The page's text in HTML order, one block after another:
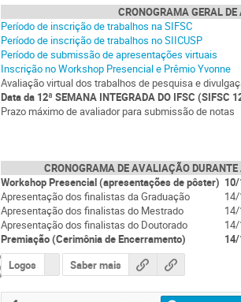
CRONOGRAMA GERAL
Período de inscrição de trabalhos na SIFSC
Período de inscrição de trabalhos no SIICUSP
Período de submissão de apresentações virtuais
Inscrição no Workshop Presencial e Prêmio Yvonne
Avaliação virtual dos trabalhos de pesquisa e
Data da 12ª SEMANA INTEGRADA DO IFSC (SIFSC
Prazo máximo de avaliador para submissão de notas
CRONOGRAMA DE AVALIAÇÃO
Workshop Presencial (apresentações de pôster)
Apresentação dos finalistas da Graduação
Apresentação dos finalistas do Mestrado
Apresentação dos finalistas do Doutorado
Premiação (Cerimônia de Encerramento)
Logos
Saber mais